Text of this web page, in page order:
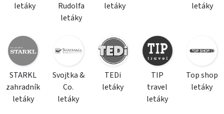
letáky
Rudolfa
letáky
letáky
letáky
STARKL
zahradník
letáky
Svojtka &
Co.
letáky
TEDi
letáky
TIP
travel
letáky
Top shop
letáky